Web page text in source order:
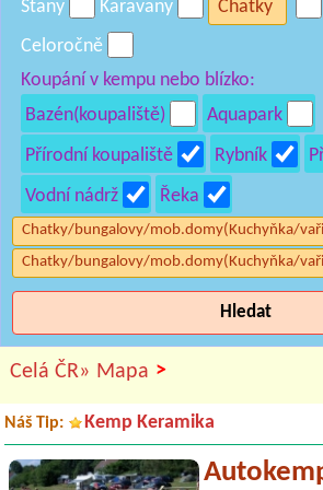
Stany Karavany Chatky
Celoročně
Koupání v kempu nebo blízko:
Bazén(koupaliště)
Aquapark
Přírodní koupaliště
Rybník
Vodní nádrž
Řeka
Chatky/bungalovy/mob.domy(Kuchyňka/
Chatky/bungalovy/mob.domy(Kuchyňka/
Hledat
Celá ČR» Mapa >
Náš Tip: Kemp Keramika